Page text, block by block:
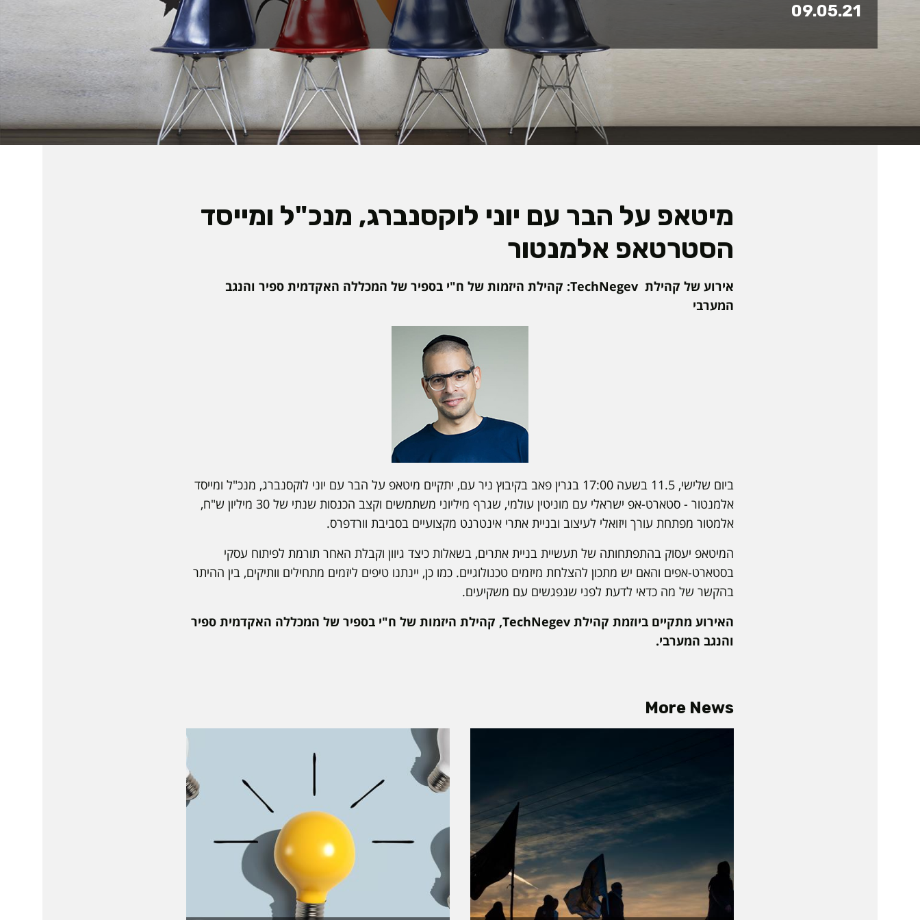
09.05.21
מיטאפ על הבר עם יוני לוקסנברג, מנכ"ל ומייסד
הסטרטאפ אלמנטור
אירוע של קהילת TechNegev: קהילת היזמות של ח"י בספיר של המכללה האקדמית ספיר והנגב
המערבי
ביום שלישי, 11.5 בשעה 17:00 בגרין פאב בקיבוץ ניר עם, יתקיים מיטאפ על הבר עם יוני לוקסנברג, מנכ"ל ומייסד
אלמנטור - סטארט-אפ ישראלי עם מוניטין עולמי, שגרף מיליוני משתמשים וקצב הכנסות שנתי של 30 מיליון ש"ח,
אלמטור מפתחת עורך ויזואלי לעיצוב ובניית אתרי אינטרנט מקצועיים בסביבת וורדפרס.
המיטאפ יעסוק בהתפתחותה של תעשיית בניית אתרים, בשאלות כיצד גיוון וקבלת האחר תורמת לפיתוח עסקי
בסטארט-אפים והאם יש מתכון להצלחת מיזמים טכנולוגיים. כמו כן, יינתנו טיפים ליזמים מתחילים וותיקים, בין ההיתר
בהקשר של מה כדאי לדעת לפני שנפגשים עם משקיעים.
האירוע מתקיים ביוזמת קהילת TechNegev, קהילת היזמות של ח"י בספיר של המכללה האקדמית ספיר
והנגב המערבי.
More News